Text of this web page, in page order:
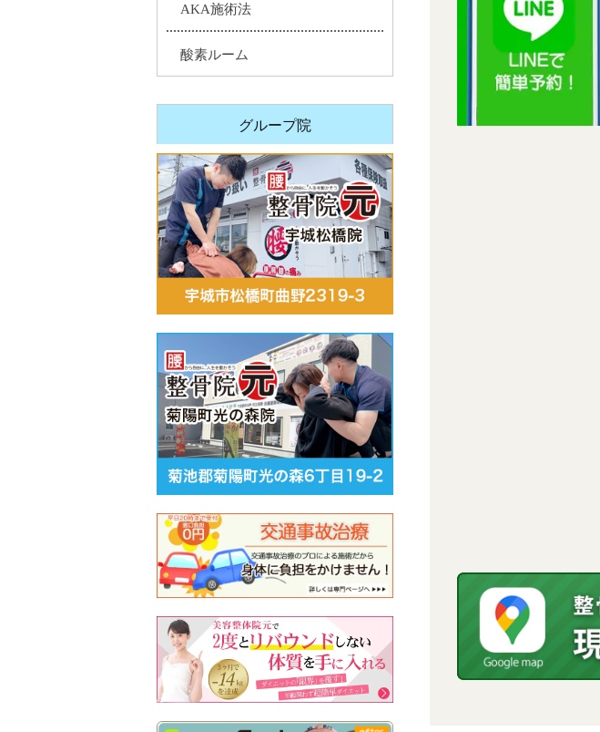
AKA施術法
酸素ルーム
グループ院